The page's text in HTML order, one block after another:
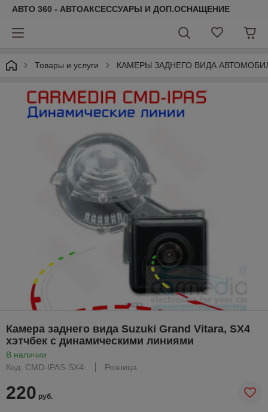
АВТО 360 - АВТОАКСЕССУАРЫ И ДОП.ОСНАЩЕНИЕ
Товары и услуги КАМЕРЫ ЗАДНЕГО ВИДА
Камера заднего вида Suzuki Grand Vitara, SX4
хэтчбек с динамическими линиями
В наличии
Код: CMD-IPAS-SX4:
Розница
220 руб.